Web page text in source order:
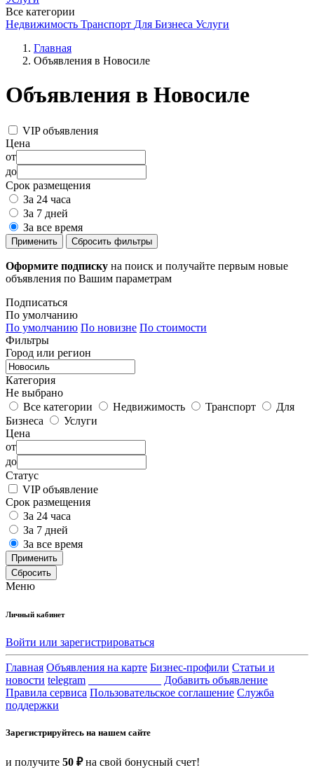
Все категории
Недвижимость Транспорт Для Бизнеса Услуги
Главная
Объявления в Новосиле
Объявления в Новосиле
VIP объявления
Цена
от
до
Срок размещения
За 24 часа
За 7 дней
За все время
Применить Сбросить фильтры
Оформите подписку на поиск и получайте первым новые
объявления по Вашим параметрам
Подписаться
По умолчанию
По умолчанию По новизне По стоимости
Фильтры
Город или регион
Категория
Не выбрано
Все категории
Недвижимость Транспорт
Для
Бизнеса
Услуги
Цена
от
до
Статус
VIP объявление
Срок размещения
За 24 часа
За 7 дней
За все время
Применить
Сбросить
Меню
Личный кабинет
Войти или зарегистрироваться
Главная Объявления на карте Бизнес-профили Статьи и
новости telegram
Добавить объявление
Правила сервиса Пользовательское соглашение Служба
поддержки
Зарегистрируйтесь на нашем сайте
и получите 50 ₽на свой бонусный счет!